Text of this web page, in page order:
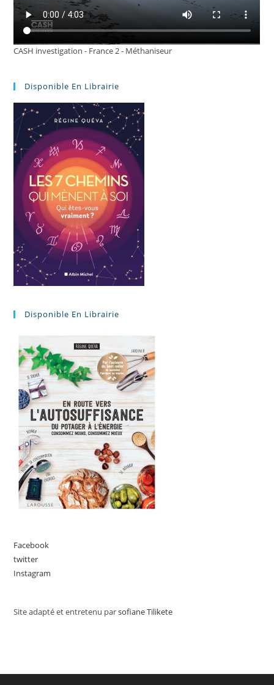
CASH investigation - France 2 - Méthaniseur
Disponible En Librairie
Disponible En Librairie
Facebook
twitter
Instagram
Site adapté et entretenu parsofiane Tilikete